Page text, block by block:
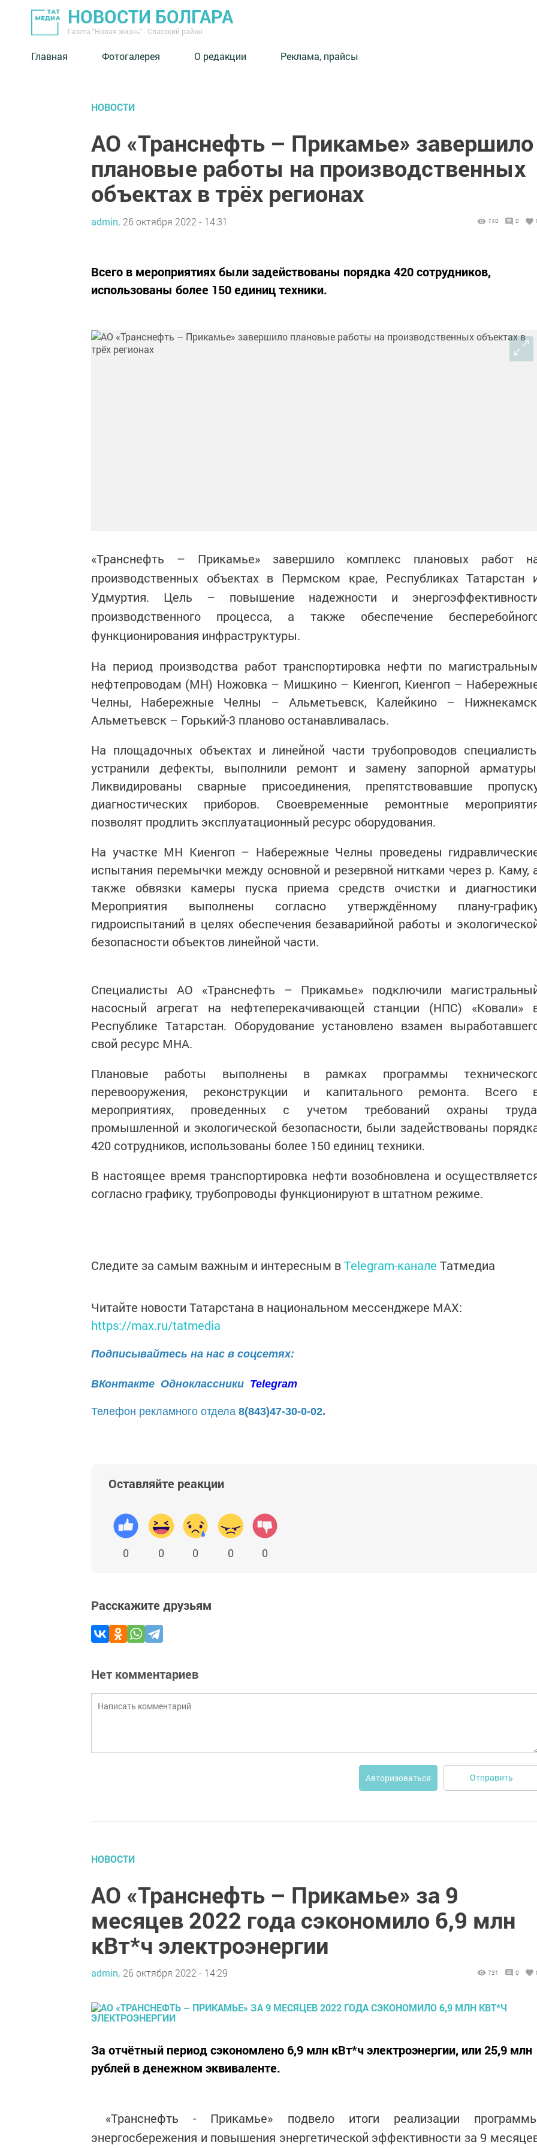
НОВОСТИ БОЛГАРА
Газета "Новая жизнь" - Спасский район
Главная Фотогалерея О редакции Реклама, прайсы
НОВОСТИ
АО «Транснефть – Прикамье» завершило
плановые работы на производственных
объектах в трёх регионах
admin, 26 октября 2022 - 14:31 740 0
Всего в мероприятиях были задействованы порядка 420 сотрудников,
использованы более 150 единиц техники.
«Транснефть – Прикамье» завершило комплекс плановых работ
производственных объектах в Пермском крае, Республиках Татарстан
Удмуртия. Цель – повышение надежности и
производственного процесса, а также обеспечение
функционирования инфраструктуры.
На период производства работ транспортировка нефти по
нефтепроводам (МН) Ножовка – Мишкино – Киенгоп, Киенгоп –
Челны, Набережные Челны – Альметьевск, Калейкино –
Альметьевск – Горький-3 планово останавливалась.
На площадочных объектах и линейной части трубопроводов
устранили дефекты, выполнили ремонт и замену запорной
Ликвидированы сварные присоединения, препятствовавшие
диагностических приборов. Своевременные ремонтные
позволят продлить эксплуатационный ресурс оборудования.
На участке МН Киенгоп – Набережные Челны проведены
испытания перемычки между основной и резервной нитками через р. Каму,
также обвязки камеры пуска приема средств очистки и
Мероприятия выполнены согласно утверждённому плану-
гидроиспытаний в целях обеспечения безаварийной работы и
безопасности объектов линейной части.
Специалисты АО «Транснефть – Прикамье» подключили
насосный агрегат на нефтеперекачивающей станции (НПС) «Ковали»
Республике Татарстан. Оборудование установлено взамен
свой ресурс МНА.
Плановые работы выполнены в рамках программы
перевооружения, реконструкции и капитального ремонта. Всего
мероприятиях, проведенных с учетом требований охраны
промышленной и экологической безопасности, были задействованы
420 сотрудников, использованы более 150 единиц техники.
В настоящее время транспортировка нефти возобновлена и
согласно графику, трубопроводы функционируют в штатном режиме.
Следите за самым важным и интересным вTelegram-канале Татмедиа
Читайте новости Татарстана в национальном мессенджере MАХ:
https://max.ru/tatmedia
Подписывайтесь на нас в соцсетях:
ВКонтакте Одноклассники Telegram
Телефон рекламного отдела 8(843)47-30-0-02.
Оставляйте реакции
0 0 0 0 0
Расскажите друзьям
Нет комментариев
Авторизоваться Отправить
НОВОСТИ
АО «Транснефть – Прикамье» за 9
месяцев 2022 года сэкономило 6,9 млн
кВт*ч электроэнергии
admin, 26 октября 2022 - 14:29 731 0
За отчётный период сэкономлено 6,9 млн кВт*ч электроэнергии, или 25,9 млн
рублей в денежном эквиваленте.
«Транснефть - Прикамье» подвело итоги реализации
энергосбережения и повышения энергетической эффективности за 9